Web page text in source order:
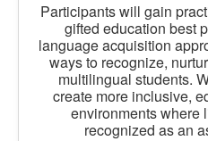
Participants will gain
gifted education best
language acquisition
ways to recognize,
multilingual students.
create more inclusive,
environments where
recognized as an